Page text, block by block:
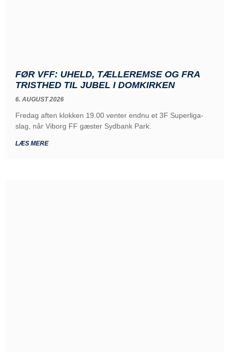
FØR VFF: UHELD, TÆLLEREMSE OG FRA
TRISTHED TIL JUBEL I DOMKIRKEN
6. AUGUST 2026
Fredag aften klokken 19.00 venter endnu et 3F Superliga-
slag, når Viborg FF gæster Sydbank Park.
LÆS MERE